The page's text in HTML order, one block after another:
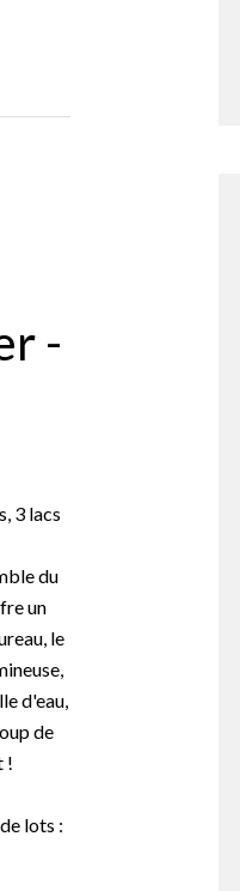
-
3 lacs
du
un
le
d'eau,
de
!
lots :